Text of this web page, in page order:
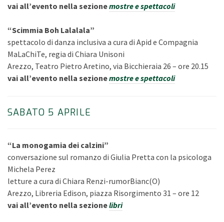
vai all’evento nella sezionemostre e spettacoli
“Scimmia Boh Lalalala”
spettacolo di danza inclusiva a cura di Apid e Compagnia
MaLaChiTe, regia di Chiara Unisoni
Arezzo, Teatro Pietro Aretino, via Bicchieraia 26 – ore 20.15
vai all’evento nella sezionemostre e spettacoli
SABATO 5 APRILE
“La monogamia dei calzini”
conversazione sul romanzo di Giulia Pretta con la psicologa
Michela Perez
letture a cura di Chiara Renzi-rumorBianc(O)
Arezzo, Libreria Edison, piazza Risorgimento 31 – ore 12
vai all’evento nella sezionelibri